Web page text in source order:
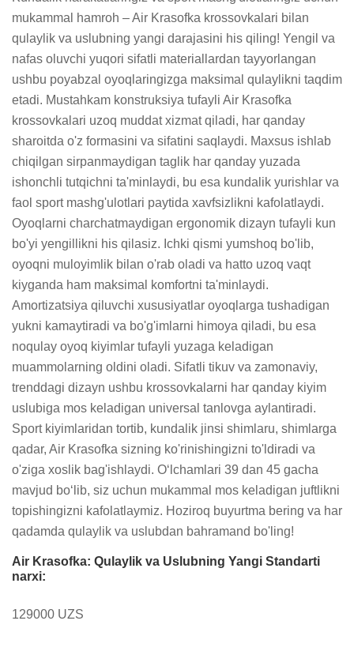
mukammal hamroh – Air Krasofka krossovkalari bilan
qulaylik va uslubning yangi darajasini his qiling! Yengil va
nafas oluvchi yuqori sifatli materiallardan tayyorlangan
ushbu poyabzal oyoqlaringizga maksimal qulaylikni taqdim
etadi. Mustahkam konstruksiya tufayli Air Krasofka
krossovkalari uzoq muddat xizmat qiladi, har qanday
sharoitda o'z formasini va sifatini saqlaydi. Maxsus ishlab
chiqilgan sirpanmaydigan taglik har qanday yuzada
ishonchli tutqichni ta'minlaydi, bu esa kundalik yurishlar va
faol sport mashg'ulotlari paytida xavfsizlikni kafolatlaydi.
Oyoqlarni charchatmaydigan ergonomik dizayn tufayli kun
bo'yi yengillikni his qilasiz. Ichki qismi yumshoq bo'lib,
oyoqni muloyimlik bilan o'rab oladi va hatto uzoq vaqt
kiyganda ham maksimal komfortni ta'minlaydi.
Amortizatsiya qiluvchi xususiyatlar oyoqlarga tushadigan
yukni kamaytiradi va bo'g'imlarni himoya qiladi, bu esa
noqulay oyoq kiyimlar tufayli yuzaga keladigan
muammolarning oldini oladi. Sifatli tikuv va zamonaviy,
trenddagi dizayn ushbu krossovkalarni har qanday kiyim
uslubiga mos keladigan universal tanlovga aylantiradi.
Sport kiyimlaridan tortib, kundalik jinsi shimlaru, shimlarga
qadar, Air Krasofka sizning ko'rinishingizni to'ldiradi va
o'ziga xoslik bag'ishlaydi. O‘lchamlari 39 dan 45 gacha
mavjud bo‘lib, siz uchun mukammal mos keladigan juftlikni
topishingizni kafolatlaymiz. Hoziroq buyurtma bering va har
qadamda qulaylik va uslubdan bahramand bo'ling!
Air Krasofka: Qulaylik va Uslubning Yangi Standarti
narxi:
129000 UZS